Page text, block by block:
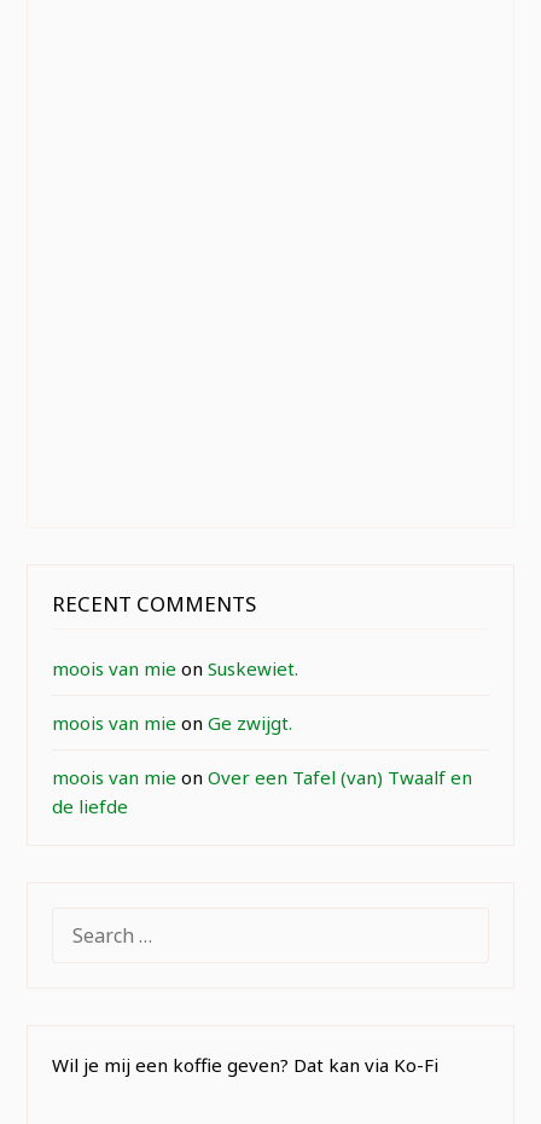
RECENT COMMENTS
moois van mie onSuskewiet.
moois van mie onGe zwijgt.
moois van mie onOver een Tafel (van) Twaalf en
de liefde
FOR:
Wil je mij een koffie geven? Dat kan via Ko-Fi